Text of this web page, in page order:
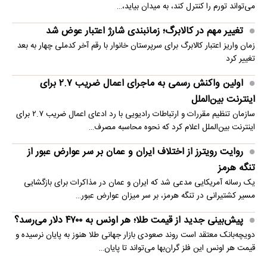
می‌تواند تورم را کنترل کند، به میدان بیاید،…
تغییر مهم در کالابرگ؛ زمانبندی‌ شارژ اعتبار عوض شد
زمان واریز اعتبار کالابرگ برای سرپرستان خانوار با رقم آخر کدملی چهار به بعد
تغییر کرد
اولین واکنش رسمی به ماجرای اعمال ضریب ۲.۷ برای
اینترنت بین‌الملل
سازمان تنظیم مقررات و ارتباطات رادیویی با رد ادعای اعمال ضریب ۲.۷ برای
اینترنت بین‌الملل اعلام کرد که نحوه محاسبه مصرف…
روایت رویترز از اختلاف ایران و عمان بر سر عوارض عبور از
تنگه هرمز
یک رسانه آمریکایی مدعی شد که ایران و عمان در مذاکرات برای بازگشایی
مسیر کشتیرانی در تنگه هرمز، بر سر میزان عوارض عبور…
پیش‌بینی جدید از قیمت طلا؛ هر اونس به ۴۷۰۰ دلار می‌رسد؟
دویچه‌بانک معتقد است روند صعودی بازار جهانی طلا هنوز به پایان نرسیده و
قیمت هر اونس این فلز گران‌بها می‌تواند تا پایان…